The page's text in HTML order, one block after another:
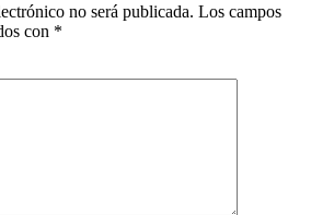
no será publicada. Los campos
con *